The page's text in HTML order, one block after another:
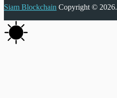
Siam Blockchain Copyright © 2026.